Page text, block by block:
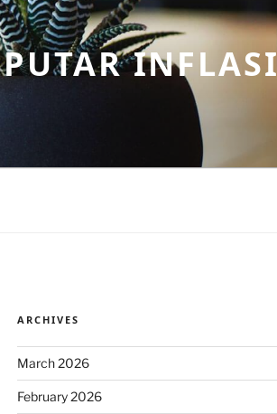
INFLASI
ARCHIVES
March 2026
February 2026